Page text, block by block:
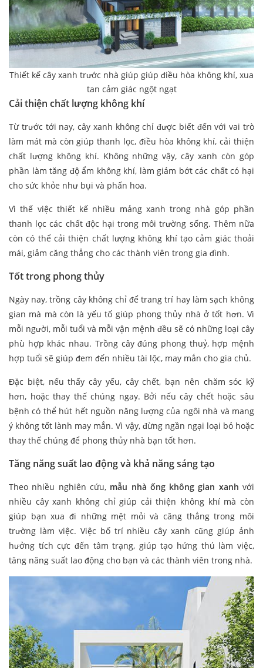
Thiết kế cây xanh trước nhà giúp giúp điều hòa không khí, xua
tan cảm giác ngột ngạt
Cải thiện chất lượng không khí
Từ trước tới nay, cây xanh không chỉ được biết đến với vai trò
làm mát mà còn giúp thanh lọc, điều hòa không khí, cải thiện
chất lượng không khí. Không những vậy, cây xanh còn góp
phần làm tăng độ ẩm không khí, làm giảm bớt các chất có hại
cho sức khỏe như bụi và phấn hoa.
Vì thế việc thiết kế nhiều mảng xanh trong nhà góp phần
thanh lọc các chất độc hại trong môi trường sống. Thêm nữa
còn có thể cải thiện chất lượng không khí tạo cảm giác thoải
mái, giảm căng thẳng cho các thành viên trong gia đình.
Tốt trong phong thủy
Ngày nay, trồng cây không chỉ để trang trí hay làm sạch không
gian mà mà còn là yếu tố giúp phong thủy nhà ở tốt hơn. Vì
mỗi người, mỗi tuổi và mỗi vận mệnh đều sẽ có những loại cây
phù hợp khác nhau. Trồng cây đúng phong thuỷ, hợp mệnh
hợp tuổi sẽ giúp đem đến nhiều tài lộc, may mắn cho gia chủ.
Đặc biệt, nếu thấy cây yếu, cây chết, bạn nên chăm sóc kỹ
hơn, hoặc thay thế chúng ngay. Bởi nếu cây chết hoặc sâu
bệnh có thể hút hết nguồn năng lượng của ngôi nhà và mang
ý không tốt lành may mắn. Vì vậy, đừng ngần ngại loại bỏ hoặc
thay thế chúng để phong thủy nhà bạn tốt hơn.
Tăng năng suất lao động và khả năng sáng tạo
Theo nhiều nghiên cứu, mẫu nhà ống không gian xanh với
nhiều cây xanh không chỉ giúp cải thiện không khí mà còn
giúp bạn xua đi những mệt mỏi và căng thẳng trong môi
trường làm việc. Việc bố trí nhiều cây xanh cũng giúp ảnh
hưởng tích cực đến tâm trạng, giúp tạo hứng thú làm việc,
tăng năng suất lao động cho bạn và các thành viên trong nhà.